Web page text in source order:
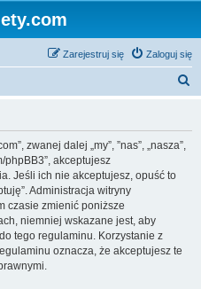
Zaloguj się
Zarejestruj się
zwanej dalej „my”, ”nas”, „nasza”,
phpBB3”, akceptujesz
Jeśli ich nie akceptujesz, opuść to
Administracja witryny
czasie zmienić poniższe
niemniej wskazane jest, aby
tego regulaminu. Korzystanie z
oznacza, że akceptujesz te